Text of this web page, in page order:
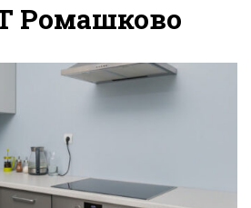
Ромашково